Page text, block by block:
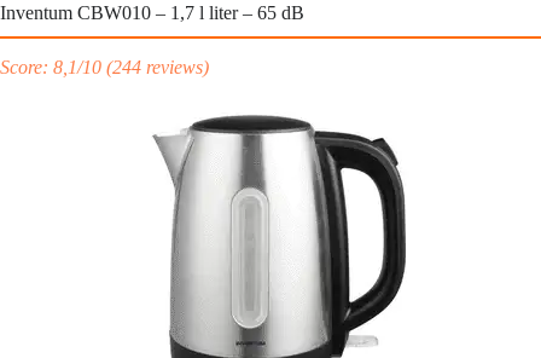
Inventum CBW010 – 1,7 l liter – 65 dB
Score: 8,1/10 (244 reviews)